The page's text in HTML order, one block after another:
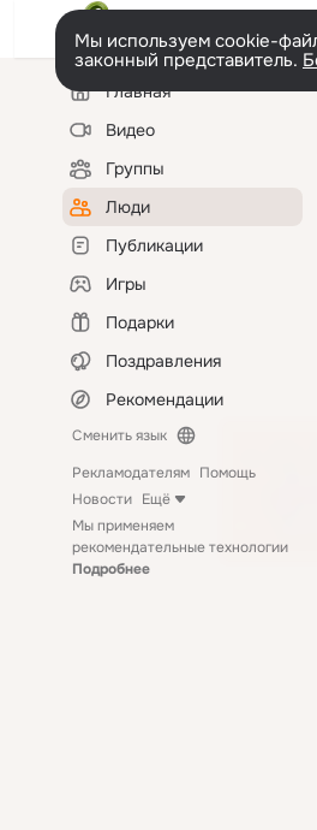
Мы используем cookie-
законный представитель.
Левая
колонкаГлавная
Видео
Группы
Люди
Публикации
Игры
Подарки
Поздравления
Рекомендации
Сменить язык
Рекламодателям Помощь
Новости Ещё
Мы применяем
рекомендательные технологии
Подробнее